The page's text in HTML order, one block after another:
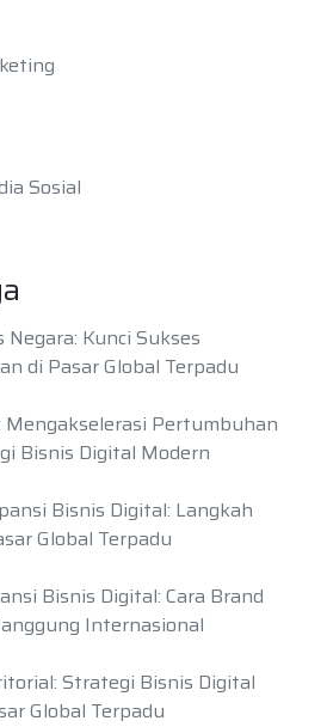
Sosial
Kunci Sukses
di Pasar Global Terpadu
Mengakselerasi Pertumbuhan
Bisnis Digital Modern
Bisnis Digital: Langkah
Global Terpadu
Bisnis Digital: Cara Brand
Internasional
Strategi Bisnis Digital
Global Terpadu